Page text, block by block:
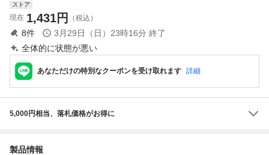
ストア
現在 1,431円 （税込）
8件 3月29日（日）23時16分 終了
全体的に状態が悪い
あなただけの特別なクーポンを受け取れます 詳細
5,000円相当、落札価格がお得に
製品情報